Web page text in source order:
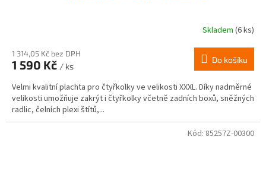
Skladem (6 ks)
1 314,05 Kč bez DPH
1 590 Kč / ks
Do košíku
Velmi kvalitní plachta pro čtyřkolky ve velikosti XXXL. Díky nadměrné
velikosti umožňuje zakrýt i čtyřkolky včetně zadních boxů, sněžných
radlic, čelních plexi štítů,...
Kód: 85257Z-00300